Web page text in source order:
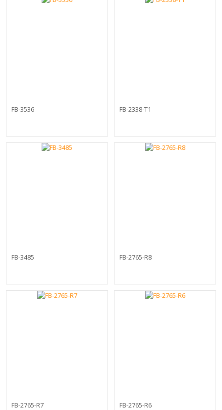
FB-3536 FB-2338-T1
FB-3485 FB-2765-R8
FB-2765-R7 FB-2765-R6